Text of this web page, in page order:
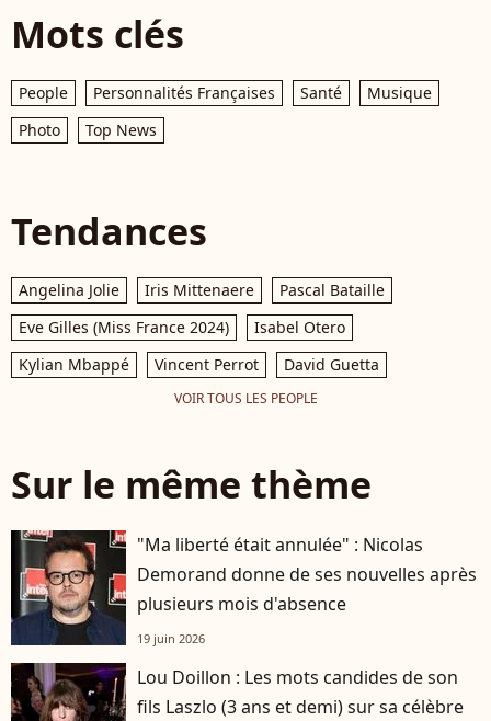
Mots clés
People Personnalités Françaises Santé
Musique
Photo
Top News
Tendances
Angelina Jolie Iris Mittenaere
Pascal Bataille
Eve Gilles (Miss France 2024)
Isabel Otero
Kylian Mbappé
Vincent Perrot David Guetta
VOIR TOUS LES PEOPLE
Sur le même thème
"Ma liberté était annulée" : Nicolas
Demorand donne de ses nouvelles après
plusieurs mois d'absence
19 juin 2026
Lou Doillon : Les mots candides de son
fils Laszlo (3 ans et demi) sur sa célèbre